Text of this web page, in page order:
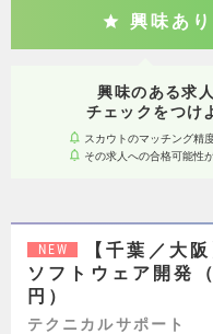
興味あり
興味のある求
チェックをつけ
スカウトのマッチング精
その求人への合格可能性
NEW
【千葉／大
ソフトウェア開発
円）
テクニカルサポート